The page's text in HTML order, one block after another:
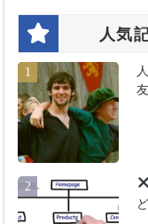
人気
1
2